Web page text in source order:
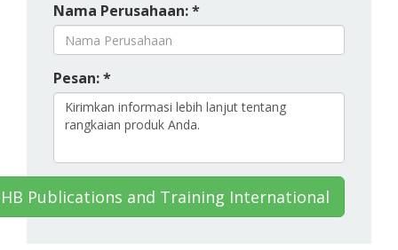
Nama Perusahaan: *
Pesan: *
Publications and Training International